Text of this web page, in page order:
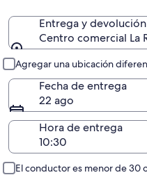
Entrega y devolución
Centro comercial La
Agregar una ubicación
Fecha de entrega
22 ago
Hora de entrega
El conductor es menor de 30